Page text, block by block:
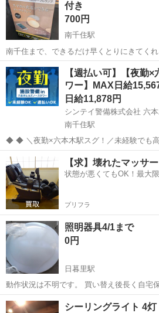
マルチファンクションライト
付き
700円
南千住駅
南千住まで、できるだけ早くとりにきてくれ
きます。 よろしくおねがいします。
東京 荒川区 南千住駅 照明器具
【週払い可】【夜勤
ワー】MAX日給
日給11,878円
南千住駅
◆ ◆ ＼夜勤×六本木駅スグ！／未経験でも高日給START！週3日～勤
務OK♪ 21:30～翌9:30 or 22:00～翌7:00 の
東京 荒川区 南千住駅 警備員
【求】壊れたマッサ
状態が悪くてもOK！最大
プリフラ
照明器具4/1まで
0円
日暮里駅
動作状況は不明です。 買い替え後長く自宅保管
は、日暮里のリーデンスタワーの隣にある
東京 荒川区 日暮里駅 照明器具
シーリングライト 4